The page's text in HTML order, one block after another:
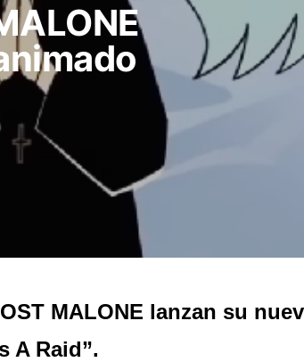
MALONE lanzan su
A Raid”.